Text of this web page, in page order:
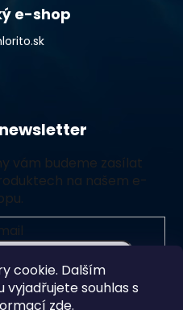
cookie. Dalším
souhlas s
zde.
e-shop
vám budeme zasílat
na našem e-
spodmínkami ochrany
údajů